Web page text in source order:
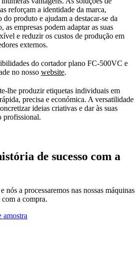
reforçam a identidade da marca,
do produto e ajudam a destacar-se da
empresas podem adaptar as suas
e reduzir os custos de produção em
externos.
do cortador plano FC-500VC e
no nosso website.
lhe produzir etiquetas individuais em
precisa e económica. A versatilidade
ideias criativas e dar às suas
profissional.
de sucesso com a
nós a processaremos nas nossas máquinas
com a compra.
amostra